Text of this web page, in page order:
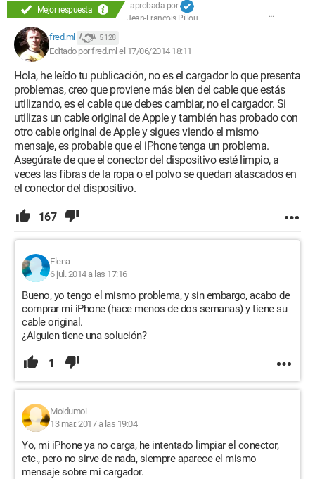
Mejor respuesta
aprobada por
Jean-François Pillou
fred.ml 5 128
Editado por fred.ml el 17/06/2014 18:11
Hola, he leído tu publicación, no es el cargador lo que presenta
problemas, creo que proviene más bien del cable que estás
utilizando, es el cable que debes cambiar, no el cargador. Si
utilizas un cable original de Apple y también has probado con
otro cable original de Apple y sigues viendo el mismo
mensaje, es probable que el iPhone tenga un problema.
Asegúrate de que el conector del dispositivo esté limpio, a
veces las fibras de la ropa o el polvo se quedan atascados en
el conector del dispositivo.
167
Elena
6 jul. 2014 a las 17:16
Bueno, yo tengo el mismo problema, y sin embargo, acabo de
comprar mi iPhone (hace menos de dos semanas) y tiene su
cable original.
¿Alguien tiene una solución?
1
Moidumoi
13 mar. 2017 a las 19:04
Yo, mi iPhone ya no carga, he intentado limpiar el conector,
etc., pero no sirve de nada, siempre aparece el mismo
mensaje sobre mi cargador.